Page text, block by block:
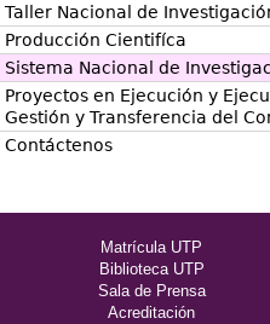
Taller Nacional de
Producción Cientifíca
Sistema Nacional de
Proyectos en Ejecución y
Gestión y Transferencia del
Contáctenos
Matrícula UTP
Biblioteca UTP
Sala de Prensa
Acreditación